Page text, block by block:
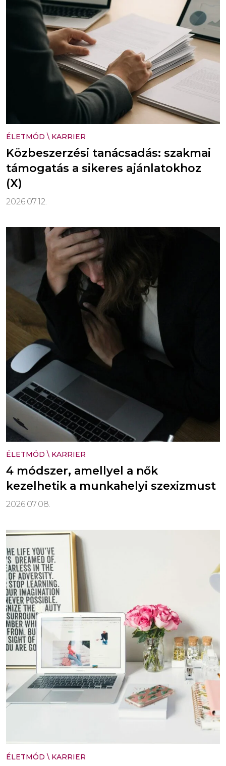
ÉLETMÓD \ KARRIER
Közbeszerzési tanácsadás: szakmai
támogatás a sikeres ajánlatokhoz
(X)
2026.07.12.
ÉLETMÓD \ KARRIER
4 módszer, amellyel a nők
kezelhetik a munkahelyi szexizmust
2026.07.08.
ÉLETMÓD \ KARRIER